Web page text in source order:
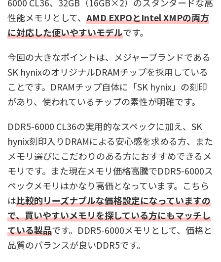
性能メモリとして、 AMD EXPOとIntel XMPの両方
に対応した使いやすいモデルです。
今回の大きなポイントは、メジャーブランドである
SK hynixのオリジナルDRAMチップを採用している
ことです。DRAMチップ自体に「SK hynix」の刻印
があり、使われているチップの素性が明確です。
DDR5-6000 CL36の実用的なスペックに加え、SK
hynix刻印入りDRAMによる安心感を求める方、また
メモリ選びにこだわりのある方におすすめできるメ
モリです。また現在メモリ価格高騰でDDR5-6000ス
ペックメモリはかなり高価となっています。こちら
は比較的リーズナブルな価格設定になっていますの
で、買いやすいメモリを探している方にもマッチし
ている製品です。DDR5-6000メモリとして、価格と
品質のバランスが良いDDR5です。